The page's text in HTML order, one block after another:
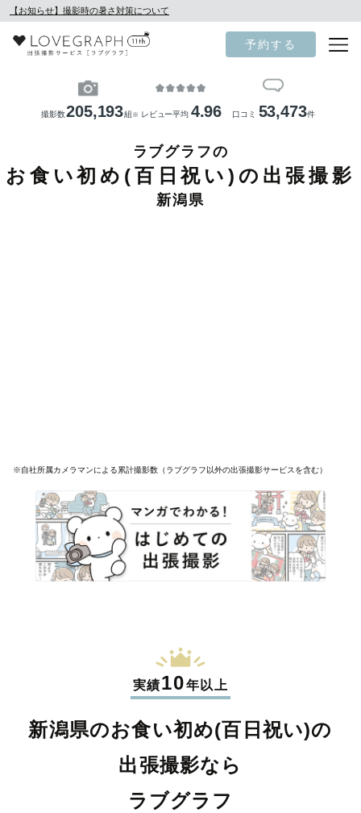
【お知らせ】撮影時の暑さ対策について
予約する
撮影数205,193組 ※ レビュー平均 4.96 口コミ 53,473件
ラブグラフの
お食い初め(百日祝い)の出張撮影
新潟県
※自社所属カメラマンによる累計撮影数（ラブグラフ以外の出張撮影サービスを含む）
実績10年以上
新潟県のお食い初め(百日祝い)の
出張撮影なら
ラブグラフ